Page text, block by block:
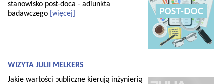
stanowisko post-doca - adiunkta
badawczego [więcej]
WIZYTA JULII MELKERS
Jakie wartości publiczne kierują inżynierią